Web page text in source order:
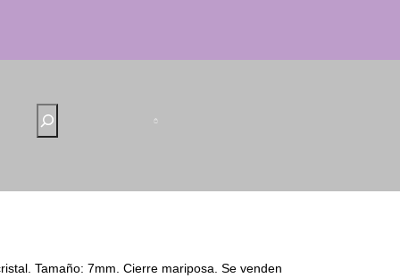
u
r
Tamaño: 7mm. Cierre mariposa. Se venden